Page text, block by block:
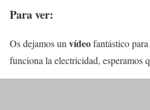
Para ver:
Os dejamos unvídeofantástico
funciona la electricidad, esperamos